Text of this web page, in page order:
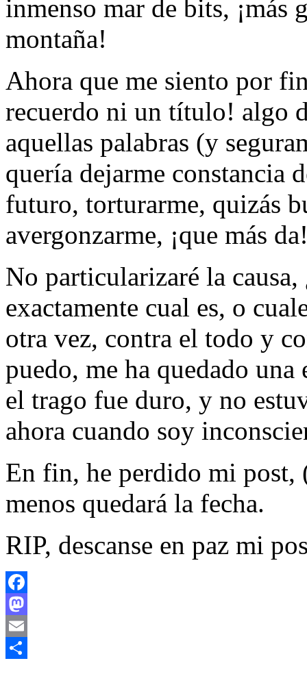
inmenso mar de bits, ¡más
montaña!
Ahora que me siento por
recuerdo ni un título! algo
aquellas palabras (y
quería dejarme constancia
futuro, torturarme, quizás
avergonzarme, ¡que más
No particularizaré la
exactamente cual es, o
otra vez, contra el todo y
puedo, me ha quedado
el trago fue duro, y no
ahora cuando soy
En fin, he perdido mi post,
menos quedará la fecha.
RIP, descanse en paz mi
Facebook
Mastodon
Email